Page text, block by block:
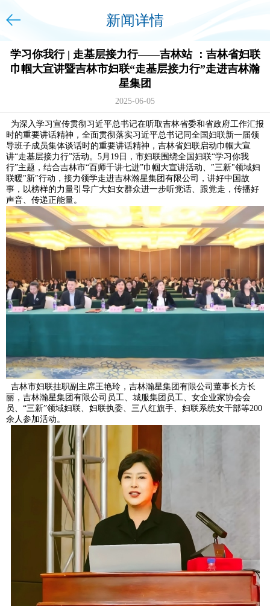
新闻详情
学习你我行 | 走基层接力行——吉林站 ：吉林省妇联
巾帼大宣讲暨吉林市妇联“走基层接力行”走进吉林瀚
星集团
2025-06-05
为深入学习宣传贯彻习近平总书记在听取吉林省委和省政府工作汇报
时的重要讲话精神，全面贯彻落实习近平总书记同全国妇联新一届领
导班子成员集体谈话时的重要讲话精神，吉林省妇联启动巾帼大宣
讲“走基层接力行”活动。5月19日，市妇联围绕全国妇联“学习你我
行”主题，结合吉林市“百师千讲七进”巾帼大宣讲活动、″三新"领域妇
联暖"新″行动，接力领学走进吉林瀚星集团有限公司，讲好中国故
事，以榜样的力量引导广大妇女群众进一步听党话、跟党走，传播好
声音、传递正能量。
吉林市妇联挂职副主席王艳玲，吉林瀚星集团有限公司董事长方长
丽，吉林瀚星集团有限公司员工、城服集团员工、女企业家协会会
员、“三新”领域妇联、妇联执委、三八红旗手、妇联系统女干部等200
余人参加活动。